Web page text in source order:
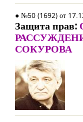
● №50 (1692) от
Защита прав:
СОКУРОВА